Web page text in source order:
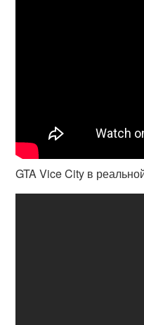
GTA Vice City в